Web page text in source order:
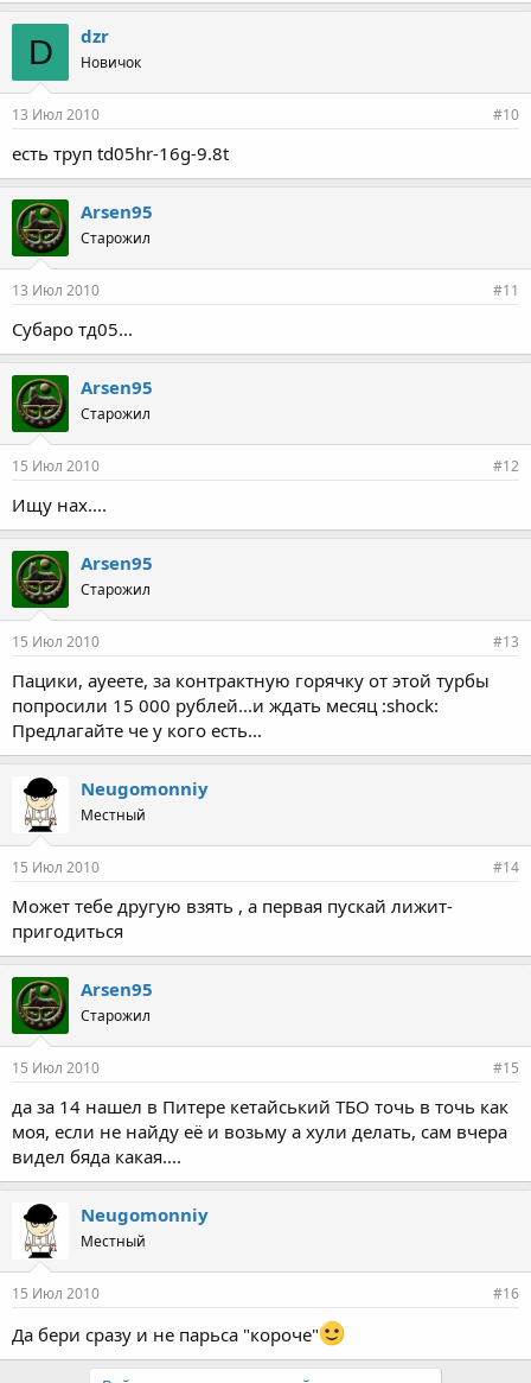
D dzr
Новичок
13 Июл 2010 #10
есть труп td05hr-16g-9.8t
Arsen95
Старожил
13 Июл 2010 #11
Субаро тд05...
Arsen95
Старожил
15 Июл 2010 #12
Ищу нах....
Arsen95
Старожил
15 Июл 2010 #13
Пацики, ауеете, за контрактную горячку от этой турбы
попросили 15 000 рублей...и ждать месяц :shock:
Предлагайте че у кого есть...
Neugomonniy
Местный
15 Июл 2010 #14
Может тебе другую взять , а первая пускай лижит-
пригодиться
Arsen95
Старожил
15 Июл 2010 #15
да за 14 нашел в Питере кетайський ТБО точь в точь как
моя, если не найду её и возьму а хули делать, сам вчера
видел бяда какая....
Neugomonniy
Местный
15 Июл 2010 #16
Да бери сразу и не парьса "короче"